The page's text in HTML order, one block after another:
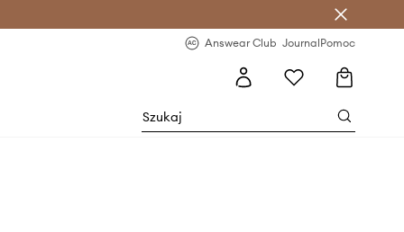
Answear Club JournalPomoc